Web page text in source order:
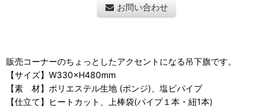
お問い合わせ
販売コーナーのちょっとしたアクセントになる吊下旗です。
【サイズ】W330×H480mm
【素 材】ポリエステル生地 (ポンジ)、塩ビパイプ
【仕立て】ヒートカット、上棒袋(パイプ１本・紐1本)